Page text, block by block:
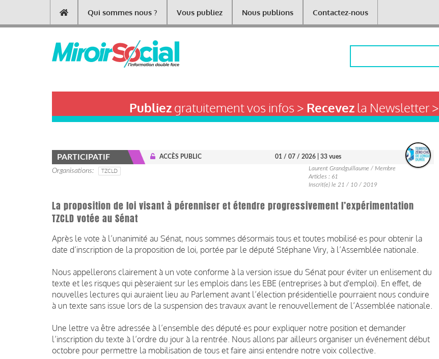
contenu
Main
navigation
Qui sommes nous ? Vous publiez Nous publions Contactez-nous
Publiezgratuitement vos infos > Recevezla Newsletter >
PARTICIPATIF ACCÈS PUBLIC 01 / 07 / 2026 | 33 vues
Organisations TZCLD
Laurent Grandguillaume / Membre
Articles : 61
Inscrit(e) le 21 / 10 / 2019
La proposition de loi visant à pérenniser et étendre progressivement l’expérimentation
TZCLD votée au Sénat
Après le vote à l’unanimité au Sénat, nous sommes désormais tous et toutes mobilisé·es pour obtenir la
date d’inscription de la proposition de loi, portée par le député Stéphane Viry, à l’Assemblée nationale.
Nous appellerons clairement à un vote conforme à la version issue du Sénat pour éviter un enlisement du
texte et les risques qui pèseraient sur les emplois dans les EBE (entreprises à but d'emploi). En effet, de
nouvelles lectures qui auraient lieu au Parlement avant l’élection présidentielle pourraient nous conduire
à un texte sans issue lors de la suspension des travaux avant le renouvellement de l’Assemblée nationale.
Une lettre va être adressée à l’ensemble des député·es pour expliquer notre position et demander
l’inscription du texte à l’ordre du jour à la rentrée. Nous allons par ailleurs organiser un événement début
octobre pour permettre la mobilisation de tous et faire ainsi entendre notre voix collective.